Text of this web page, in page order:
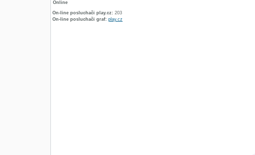
Online
On-line posluchači play.cz: 203
On-line posluchači graf: play.cz